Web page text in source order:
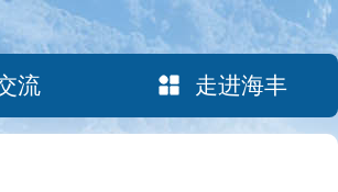
流 走进海丰